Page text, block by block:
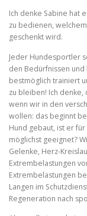
Ich denke Sabine hat
zu bedienen,
geschenkt wird.
Jeder Hundesportler
den Bedürfnissen
bestmöglich trainiert
zu bleiben! Ich denke,
wenn wir in den
wollen: das beginnt
Hund gebaut, ist er
möglichst geeignet?
Gelenke, Herz-
Extrembelastungen
Extrembelastungen
Langen im
Regeneration nach